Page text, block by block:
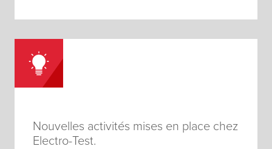
Nouvelles activités mises en place chez
Electro-Test.